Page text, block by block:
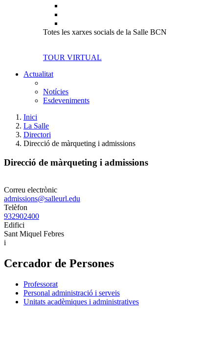
Totes les xarxes socials de la Salle BCN
TOUR VIRTUAL
Actualitat
Notícies
Esdeveniments
Inici
La Salle
Directori
Direcció de màrqueting i admissions
Direcció de màrqueting i admissions
Correu electrònic
admissions@salleurl.edu
Telèfon
932902400
Edifici
Sant Miquel Febres
i
Cercador de Persones
Professorat
Personal administració i serveis
Unitats acadèmiques i administratives